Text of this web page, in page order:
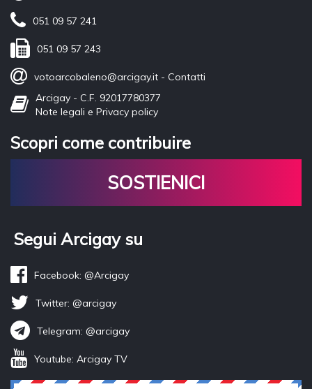
051 09 57 241
051 09 57 243
votoarcobaleno@arcigay.it - Contatti
Arcigay - C.F. 92017780377
Note legali e Privacy policy
Scopri come contribuire
SOSTIENICI
Segui Arcigay su
Facebook: @Arcigay
Twitter: @arcigay
Telegram: @arcigay
Youtube: Arcigay TV